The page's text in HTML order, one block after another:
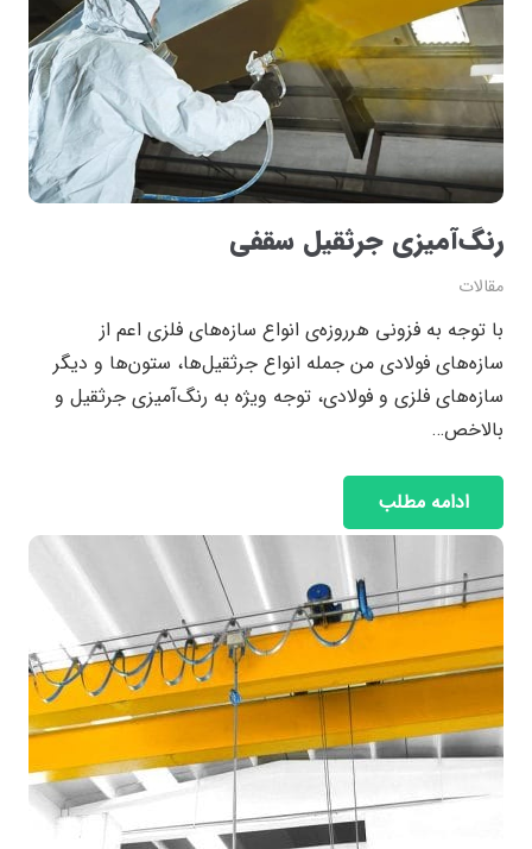
رنگ‌آمیزی جرثقیل سقفی
مقالات
با توجه به فزونی هرروزه‌ی انواع سازه‌های فلزی اعم از
سازه‌های فولادی من جمله انواع جرثقیل‌ها، ستون‌ها و دیگر
سازه‌های فلزی و فولادی، توجه ویژه به رنگ‌آمیزی جرثقیل و
بالاخص…
ادامه مطلب